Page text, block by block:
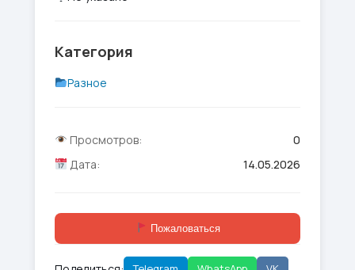
Категория
Разное
Просмотров:
0
Дата:
14.05.2026
Пожаловаться